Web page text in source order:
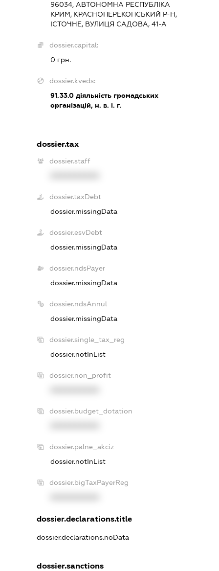
96034, АВТОНОМНА РЕСПУБЛІКА
КРИМ, КРАСНОПЕРЕКОПСЬКИЙ Р-Н,
ІСТОЧНЕ, ВУЛИЦЯ САДОВА, 41-А
dossier.capital:
0 грн.
dossier.kveds:
91.33.0 діяльність громадських
організацій, н. в. і. г.
dossier.tax
dossier.staff
dossier.taxDebt
dossier.missingData
dossier.esvDebt
dossier.missingData
dossier.ndsPayer
dossier.missingData
dossier.ndsAnnul
dossier.missingData
dossier.single_tax_reg
dossier.notInList
dossier.non_profit
dossier.budget_dotation
dossier.palne_akciz
dossier.notInList
dossier.bigTaxPayerReg
dossier.declarations.title
dossier.declarations.noData
dossier.sanctions